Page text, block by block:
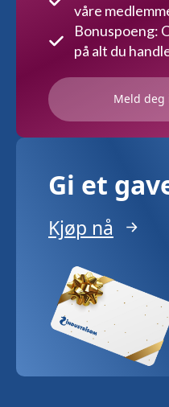
våre
Bonuspoeng:
på alt du
Meld
Gi et
Kjøp nå